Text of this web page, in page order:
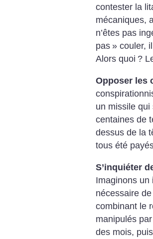
contester la
mécaniques,
n’êtes pas
pas » couler,
Alors quoi ?
Opposer les
un missile qui
centaines de
dessus de la
tous été
S’inquiéter
Imaginons un
nécessaire
combinant le
manipulés
des mois,